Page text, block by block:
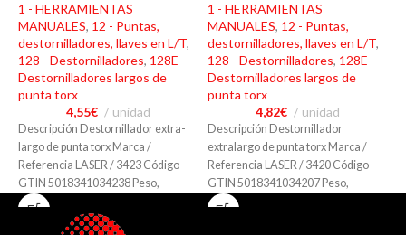
1 - HERRAMIENTAS
MANUALES, 12 - Puntas,
destornilladores, llaves en L/T,
128 - Destornilladores, 128E -
Destornilladores largos de
punta torx
4,55€ unidad
Descripción Destornillador extra-
largo de punta torx Marca /
Referencia LASER / 3423 Código
GTIN 5018341034238 Peso,
dimensiones, materiales Peso: 86
1 - HERRAMIENTAS
MANUALES, 12 - Puntas,
destornilladores, llaves en L/T,
128 - Destornilladores, 128E -
Destornilladores largos de
punta torx
4,82€ unidad
Descripción Destornillador
extralargo de punta torx Marca /
Referencia LASER / 3420 Código
GTIN 5018341034207 Peso,
dimensiones, materiales Peso: 38